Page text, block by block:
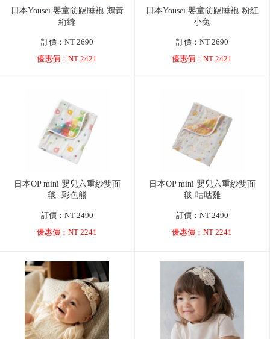
日本Yousei 嬰童防踢睡袍-鵝黃
絎縫
訂價：NT 2690
優惠價：NT 2421
日本Yousei 嬰童防踢睡袍-粉紅
小兔
訂價：NT 2690
優惠價：NT 2421
日本OP mini 嬰兒六重紗雙面
毯 -彩色熊
訂價：NT 2490
優惠價：NT 2241
日本OP mini 嬰兒六重紗雙面
毯-咕咕雞
訂價：NT 2490
優惠價：NT 2241